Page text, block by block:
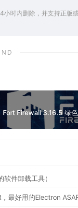
时内删除，并支持正版
件卸载工具）